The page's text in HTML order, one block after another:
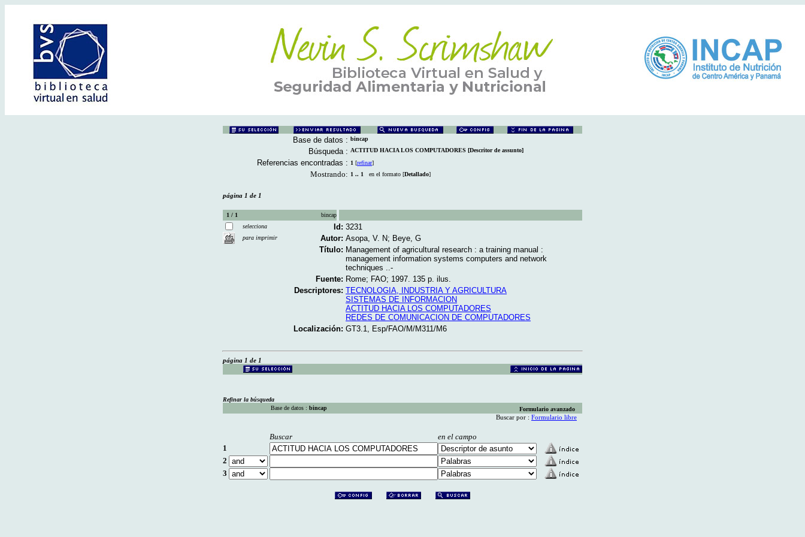
Base de datos : bincap
Búsqueda : ACTITUD HACIA LOS COMPUTADORES [Descritor de assunto]
Referencias encontradas : 1 [refinar]
Mostrando: 1 .. 1 en el formato [Detallado]
página 1 de 1
1 / 1
bincap
selecciona
para imprimir
Id: 3231
Autor: Asopa, V. N; Beye, G
Título: Management of agricultural research : a training manual :
management information systems computers and network
techniques ..-
Fuente: Rome; FAO; 1997. 135 p. ilus.
Descriptores: TECNOLOGIA, INDUSTRIA Y AGRICULTURA
SISTEMAS DE INFORMACION
ACTITUD HACIA LOS COMPUTADORES
REDES DE COMUNICACION DE COMPUTADORES
Localización: GT3.1, Esp/FAO/M/M311/M6
página 1 de 1
Refinar la búsqueda
Base de datos : bincap Formulario avanzado
Buscar por : Formulario libre
Buscar
en el campo
1
2
3